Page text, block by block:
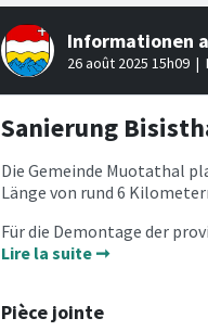
Sanierung
Die Gemeinde Muotathal
Länge von rund 6
Für die Demontage der
Lire la suite ➞